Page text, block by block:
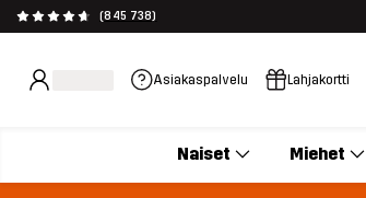
(845 738)
Asiakaspalvelu Lahjakortti
Naiset Miehet